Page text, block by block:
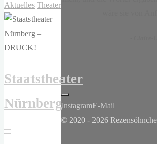
Aktuelles Theater
Staatstheater
Nürnberg
–
InstagramE-Mail
© 2020 - 2026